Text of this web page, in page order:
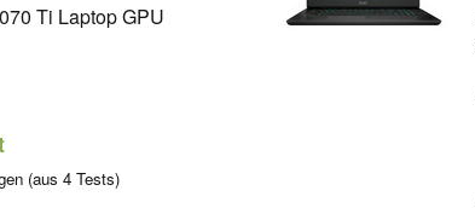
Ti Laptop GPU
(aus 4 Tests)